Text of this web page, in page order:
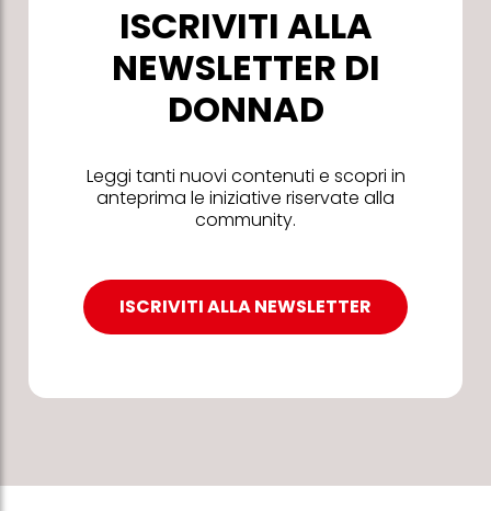
ISCRIVITI ALLA
NEWSLETTER DI
DONNAD
Leggi tanti nuovi contenuti e scopri in
anteprima le iniziative riservate alla
community.
ISCRIVITI ALLA NEWSLETTER